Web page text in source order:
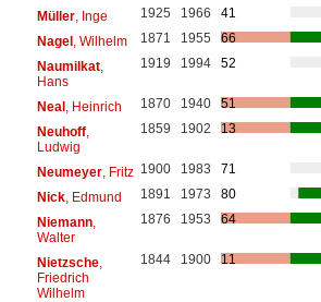
Müller, Inge 1925 1966
41
Nagel, Wilhelm 1871 1955
66
Naumilkat,
Hans
1919 1994 52
Neal, Heinrich 1870 1940
51
Neuhoff,
Ludwig
1859 1902 13
Neumeyer, Fritz 1900 1983
71
Nick, Edmund 1891 1973
80
Niemann,
Walter
1876 1953 64
Nietzsche,
Friedrich
Wilhelm
1844 1900 11